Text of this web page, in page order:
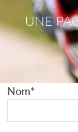
UNE
Nom*